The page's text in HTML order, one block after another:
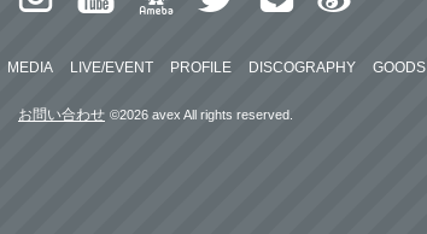
MEDIA LIVE/EVENT PROFILE DISCOGRAPHY GOODS
お問い合わせ ©2026 avex All rights reserved.